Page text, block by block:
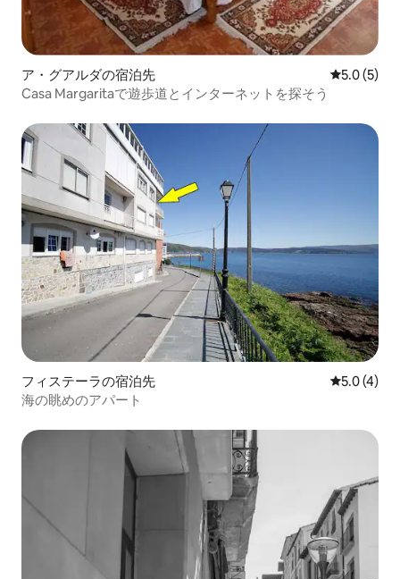
ア・グアルダの宿泊先 レビュー5
5.0 (5)
Casa Margaritaで遊歩道とインターネットを探そう
フィステーラの宿泊先 レビュー4
5.0 (4)
海の眺めのアパート